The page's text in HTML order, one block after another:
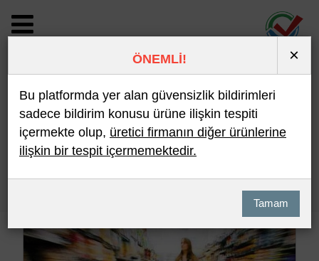
BİLDİRİM DETAYI
Son 10 Bildirim En Çok İncelenen
ÖNEMLİ! ×
Bu platformda yer alan güvensizlik bildirimleri
sadece bildirim konusu ürüne ilişkin tespiti
içermekte olup, üretici firmanın diğer ürünlerine
ilişkin bir tespit içermemektedir.
Tamam